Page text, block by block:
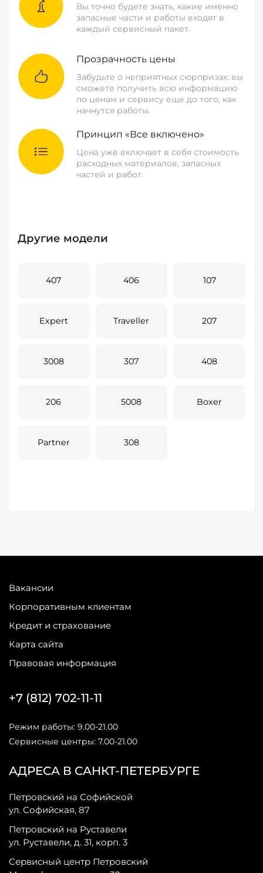
Вы точно будете знать, какие именно
запасные части и работы входят в
каждый сервисный пакет.
Прозрачность цены
Забудьте о неприятных сюрпризах: вы
сможете получить всю информацию
по ценам и сервису еще до того, как
начнутся работы.
Принцип «Все включено»
Цена уже включает в себя стоимость
расходных материалов, запасных
частей и работ.
Другие модели
407 406 107
Expert Traveller 207
3008 307 408
206 5008 Boxer
Partner 308
Вакансии
Корпоративным клиентам
Кредит и страхование
Карта сайта
Правовая информация
АДРЕСА В САНКТ-ПЕТЕРБУРГЕ
Петровский на Софийской
ул. Софийская, 87
Петровский на Руставели
ул. Руставели, д. 31, корп. 3
Сервисный центр Петровский
+7 (812) 702-11-11
Режим работы: 9.00-21.00
Сервисные центры: 7.00-21.00